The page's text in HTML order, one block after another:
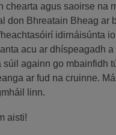
chearta agus saoirse na
don Bhreatain Bheag ar
idirnáisúnta
acu ar dhíspeagadh
againn go mbainfidh
ar fud na cruinne.
linn.
aisti!